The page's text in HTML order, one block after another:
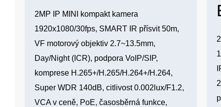
2MP IP MINI kompakt kamera
1920x1080/30fps, SMART IR přísvit 50m,
VF motorový objektiv 2.7~13.5mm,
Day/Night (ICR), podpora VoIP/SIP,
komprese H.265+/H.265/H.264+/H.264,
Super WDR 140dB, citlivost 0.002lux/F1.2,
VCA v ceně, PoE, časosběrná funkce,